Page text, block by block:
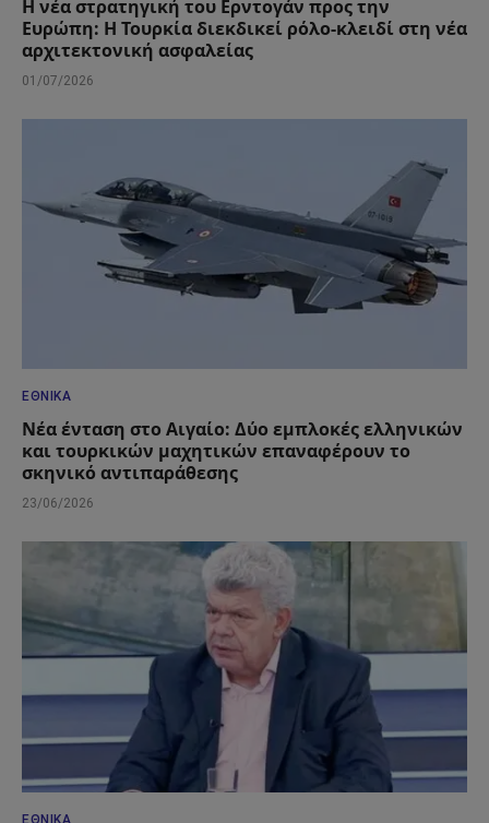
Η νέα στρατηγική του Ερντογάν προς την
Ευρώπη: Η Τουρκία διεκδικεί ρόλο-κλειδί στη νέα
αρχιτεκτονική ασφαλείας
01/07/2026
ΕΘΝΙΚΆ
Νέα ένταση στο Αιγαίο: Δύο εμπλοκές ελληνικών
και τουρκικών μαχητικών επαναφέρουν το
σκηνικό αντιπαράθεσης
23/06/2026
ΕΘΝΙΚΆ